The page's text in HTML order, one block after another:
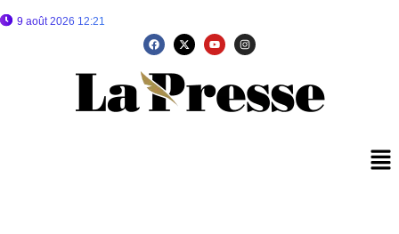
9 août 2026 12:21